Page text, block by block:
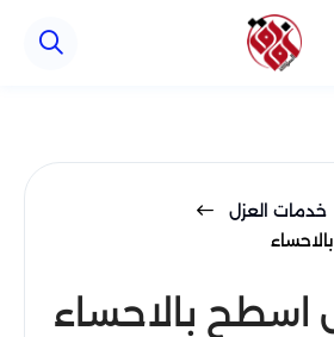
خدمات العزل
اسطح بالاحساء